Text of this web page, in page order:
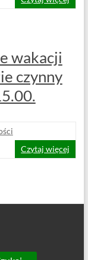
wakacji
czynny
Czytaj więcej